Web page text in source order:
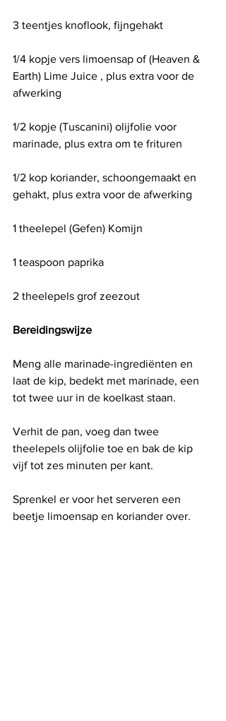
3 teentjes knoflook, fijngehakt
1/4 kopje vers limoensap of (Heaven &
Earth) Lime Juice , plus extra voor de
afwerking
1/2 kopje (Tuscanini) olijfolie voor
marinade, plus extra om te frituren
1/2 kop koriander, schoongemaakt en
gehakt, plus extra voor de afwerking
1 theelepel (Gefen) Komijn
1 teaspoon paprika
2 theelepels grof zeezout
Bereidingswijze
Meng alle marinade-ingrediënten en
laat de kip, bedekt met marinade, een
tot twee uur in de koelkast staan.
Verhit de pan, voeg dan twee
theelepels olijfolie toe en bak de kip
vijf tot zes minuten per kant.
Sprenkel er voor het serveren een
beetje limoensap en koriander over.